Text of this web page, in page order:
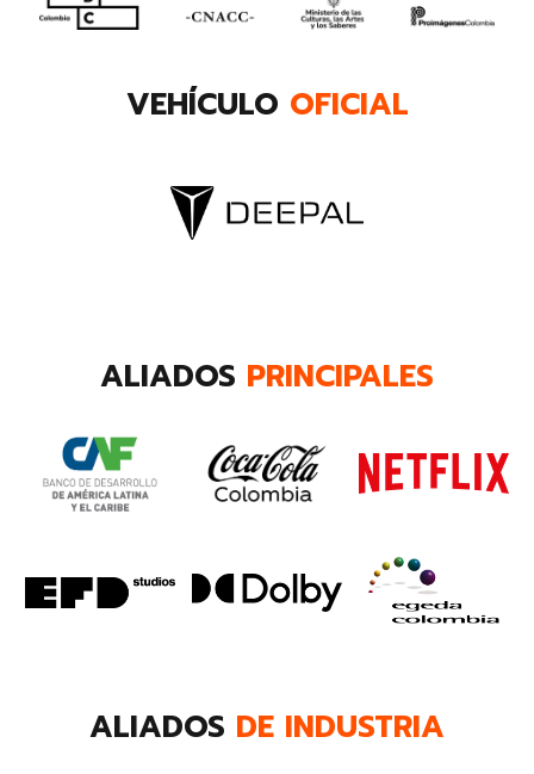
VEHÍCULO OFICIAL
ALIADOS PRINCIPALES
ALIADOS DE INDUSTRIA